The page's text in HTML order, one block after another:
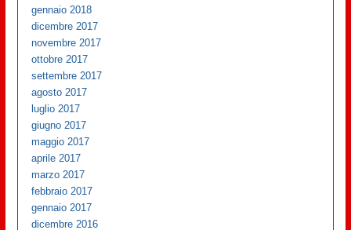
gennaio 2018
dicembre 2017
novembre 2017
ottobre 2017
settembre 2017
agosto 2017
luglio 2017
giugno 2017
maggio 2017
aprile 2017
marzo 2017
febbraio 2017
gennaio 2017
dicembre 2016